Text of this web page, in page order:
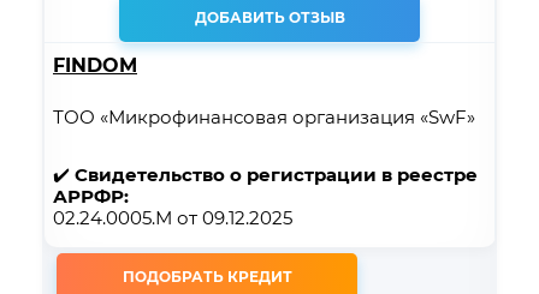
ДОБАВИТЬ ОТЗЫВ
FINDOM
ТОО «Микрофинансовая организация «SwF»
✔️ Свидетельство о регистрации в реестре
АРРФР:
02.24.0005.М от 09.12.2025
ПОДОБРАТЬ КРЕДИТ